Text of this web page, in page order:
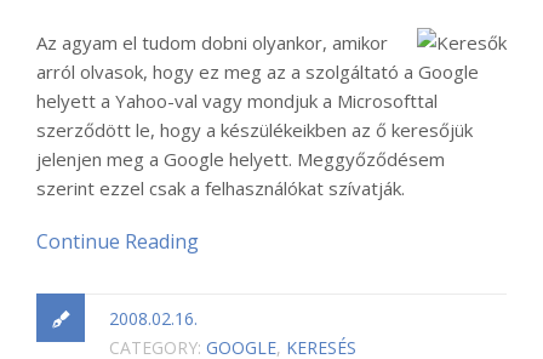
Az agyam el tudom dobni olyankor, amikor
arról olvasok, hogy ez meg az a szolgáltató a Google
helyett a Yahoo-val vagy mondjuk a Microsofttal
szerződött le, hogy a készülékeikben az ő keresőjük
jelenjen meg a Google helyett. Meggyőződésem
szerint ezzel csak a felhasználókat szívatják.
Continue Reading
2008.02.16.
CATEGORY: GOOGLE, KERESÉS